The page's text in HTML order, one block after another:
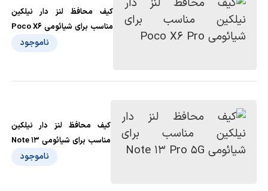
کیف محافظ لنز دار نیلکین
مناسب برای شیائومی Poco X6
ناموجود
کیف محافظ لنز دار نیلکین
مناسب برای شیائومی Note 13
ناموجود